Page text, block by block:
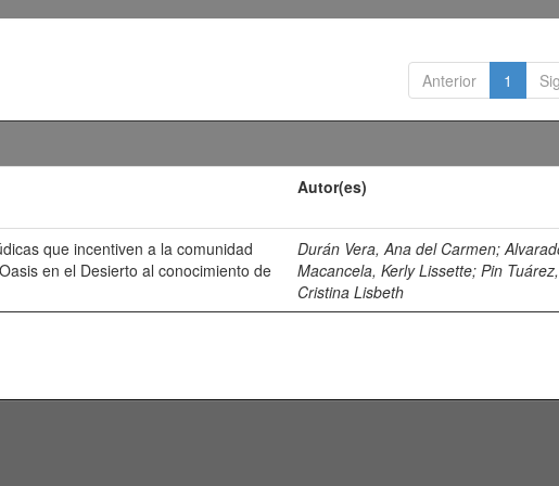
Anterior 1
Autor(es)
que incentiven a la comunidad
en el Desierto al conocimiento de
Durán Vera, Ana del Carmen;
Macancela, Kerly Lissette;Pin Tuárez,
Cristina Lisbeth